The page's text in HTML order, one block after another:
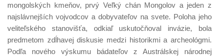
mongolských kmeňov, prvý Veľký chán Mongolov a jeden z
najslávnejších vojvodcov a dobyvateľov na svete. Poloha jeho
veliteľského stanovišťa, odkiaľ uskutočňoval invázie, bola
predmetom zdĺhavej diskusie medzi historikmi a archeológmi.
Podľa nového výskumu bádateľov z Austrálskej národnej